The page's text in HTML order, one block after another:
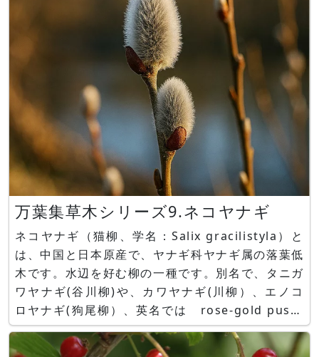
万葉集草木シリーズ9.ネコヤナギ
ネコヤナギ（猫柳、学名：Salix gracilistyla）と
は、中国と日本原産で、ヤナギ科ヤナギ属の落葉低
木です。水辺を好む柳の一種です。別名で、タニガ
ワヤナギ(谷川柳)や、カワヤナギ(川柳）、エノコ
ロヤナギ(狗尾柳）、英名では rose-gold pussy
willow と呼ばれます。 万葉集と猫柳 遠江の吾跡
川(あどがわ)の川楊(やなぎ)は 刈っても刈って